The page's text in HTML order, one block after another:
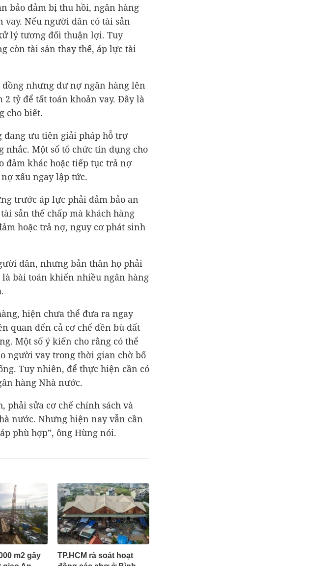
bảo đảm bị thu hồi, ngân hàng
Nếu người dân có tài sản
lý tương đối thuận lợi. Tuy
còn tài sản thay thế, áp lực tài
đồng nhưng dư nợ ngân hàng lên
tỷ để tất toán khoản vay. Đây là
cho biết.
đang ưu tiên giải pháp hỗ trợ
Một số tổ chức tín dụng cho
đảm khác hoặc tiếp tục trả nợ
xấu ngay lập tức.
trước áp lực phải đảm bảo an
sản thế chấp mà khách hàng
hoặc trả nợ, nguy cơ phát sinh
dân, nhưng bản thân họ phải
bài toán khiến nhiều ngân hàng
hiện chưa thể đưa ra ngay
quan đến cả cơ chế đền bù đất
Một số ý kiến cho rằng có thể
người vay trong thời gian chờ bố
Tuy nhiên, để thực hiện cần có
hàng Nhà nước.
phải sửa cơ chế chính sách và
nước. Nhưng hiện nay vẫn cần
phù hợp”, ông Hùng nói.
m2 gây
TP.HCM rà soát hoạt